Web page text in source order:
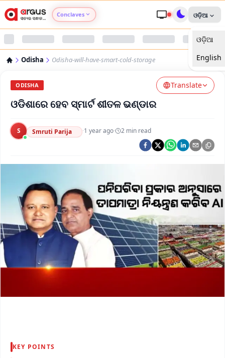
Conclaves
Argus Swaad Odisha
ଓଡ଼ିଆ
ଓଡ଼ିଆ
English
Odisha Odisha-will-have-smart-cold-storage
ODISHA Translate
ଓଡିଶାରେ ହେବ ସ୍ମାର୍ଟ ଶୀତଳ ଭଣ୍ଡାର
S Smruti Parija ·1 year ago· 2 min read
KEY POINTS